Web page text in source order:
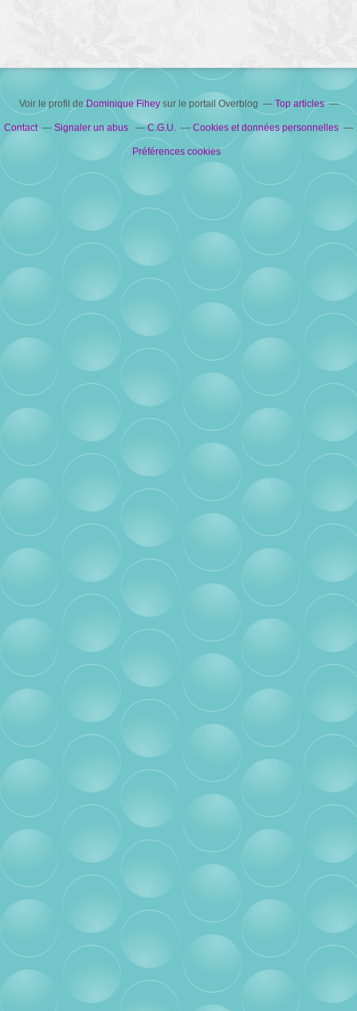
Voir le profil deDominique Fiheysur le portail Overblog Top articles
Contact Signaler un abus C.G.U. Cookies et données personnelles
Préférences cookies